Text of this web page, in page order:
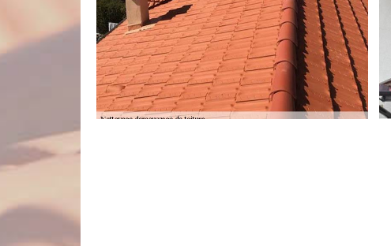
ils vont appliquer le produit anti-mousse adapté au